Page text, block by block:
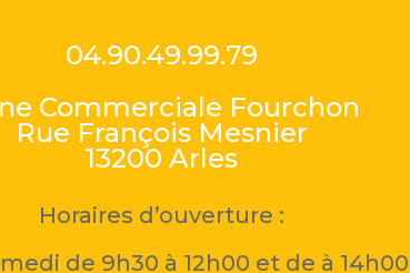
04.90.49.99.79
Commerciale Fourchon
Rue François Mesnier
13200 Arles
Horaires d’ouverture :
de 9h30 à 12h00 et de à